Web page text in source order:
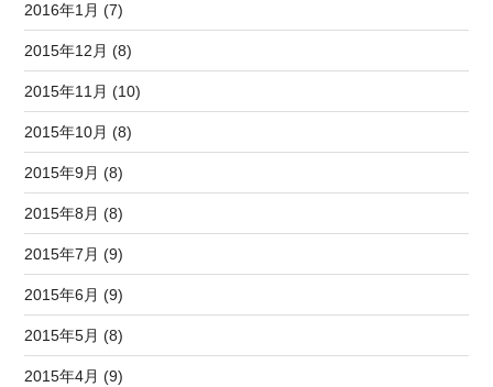
2016年1月 (7)
2015年12月 (8)
2015年11月 (10)
2015年10月 (8)
2015年9月 (8)
2015年8月 (8)
2015年7月 (9)
2015年6月 (9)
2015年5月 (8)
2015年4月 (9)